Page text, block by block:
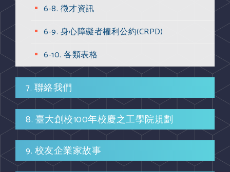
6-8. 徵才資訊
6-9. 身心障礙者權利公約(CRPD)
6-10. 各類表格
7. 聯絡我們
8. 臺大創校100年校慶之工學院規劃
9. 校友企業家故事